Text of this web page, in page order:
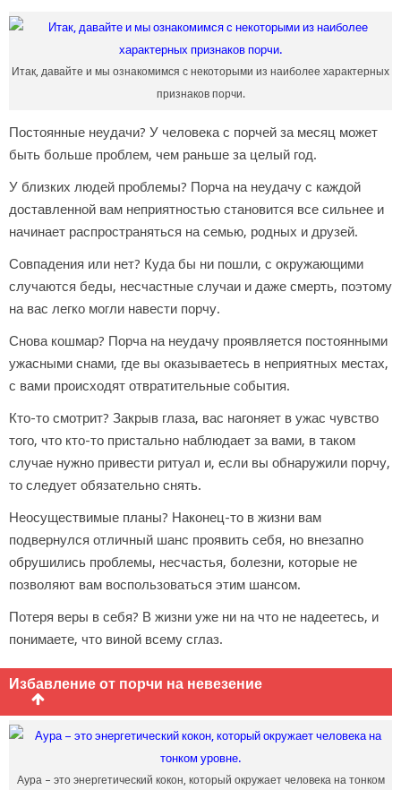
Итак, давайте и мы ознакомимся с некоторыми из наиболее характерных
признаков порчи.
Постоянные неудачи? У человека с порчей за месяц может
быть больше проблем, чем раньше за целый год.
У близких людей проблемы? Порча на неудачу с каждой
доставленной вам неприятностью становится все сильнее и
начинает распространяться на семью, родных и друзей.
Совпадения или нет? Куда бы ни пошли, с окружающими
случаются беды, несчастные случаи и даже смерть, поэтому
на вас легко могли навести порчу.
Снова кошмар? Порча на неудачу проявляется постоянными
ужасными снами, где вы оказываетесь в неприятных местах,
с вами происходят отвратительные события.
Кто-то смотрит? Закрыв глаза, вас нагоняет в ужас чувство
того, что кто-то пристально наблюдает за вами, в таком
случае нужно привести ритуал и, если вы обнаружили порчу,
то следует обязательно снять.
Неосуществимые планы? Наконец-то в жизни вам
подвернулся отличный шанс проявить себя, но внезапно
обрушились проблемы, несчастья, болезни, которые не
позволяют вам воспользоваться этим шансом.
Потеря веры в себя? В жизни уже ни на что не надеетесь, и
понимаете, что виной всему сглаз.
Избавление от порчи на невезение
Аура – это энергетический кокон, который окружает человека на тонком